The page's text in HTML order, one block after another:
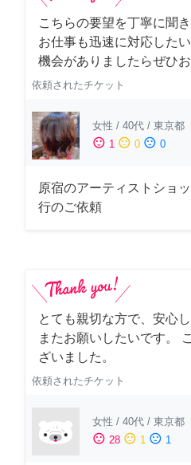
こちらの要望を丁寧に聞
お仕事も迅速に対応した
機会がありましたらぜひ
依頼されたチケット
女性 / 40代 / 東京都
sentiment_satisfied 1 sentiment_neutral 0 sentiment_dissatisfied 0
原宿のアーティストショ
行のご依頼
とても親切な方で、安心
またお願いしたいです。
ざいました。
依頼されたチケット
女性 / 40代 / 東京都
sentiment_satisfied 28 sentiment_neutral 1 sentiment_dissatisfied 1